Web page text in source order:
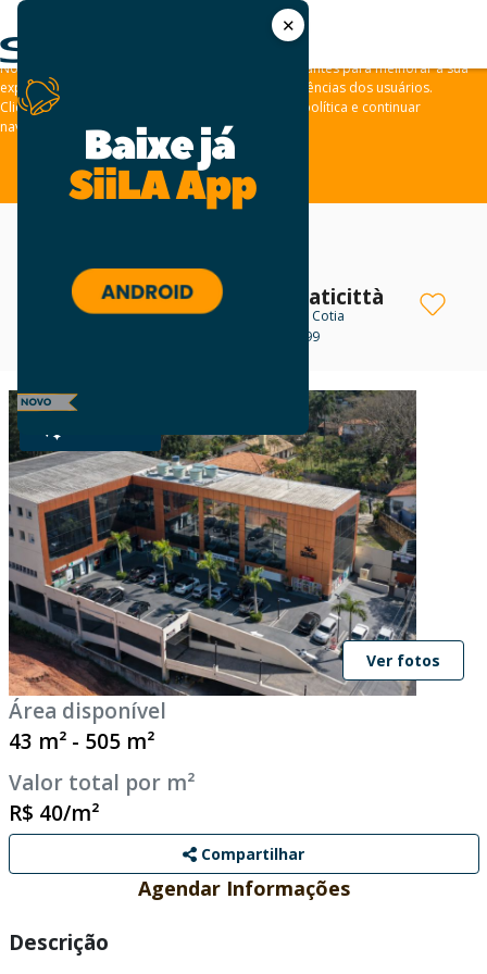
✕
As leis de privacidade dos usuários estão mudando e por isso nós
convidamos você a revisar a nossa
Nós usamos cookies e outras tecnologias semelhantes para melhorar a sua
experiência em nossos sites e lembrar das preferências dos usuários.
Clique em “aceitar” para concordar com a nossa política e continuar
navegando em nosso site.
ACEITAR
Centro Comercial Praticittà
Escritório para locação
em Cotia
Avenida São Camilo, 899
Ver fotos
Área disponível
43 m² - 505 m²
Valor total por m²
R$ 40/m²
Compartilhar
Agendar Informações
Descrição